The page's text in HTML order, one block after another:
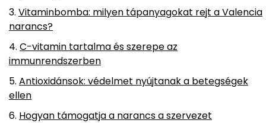
Vitaminbomba: milyen tápanyagokat rejt a Valencia
narancs?
C-vitamin tartalma és szerepe az
immunrendszerben
Antioxidánsok: védelmet nyújtanak a betegségek
ellen
Hogyan támogatja a narancs a szervezet